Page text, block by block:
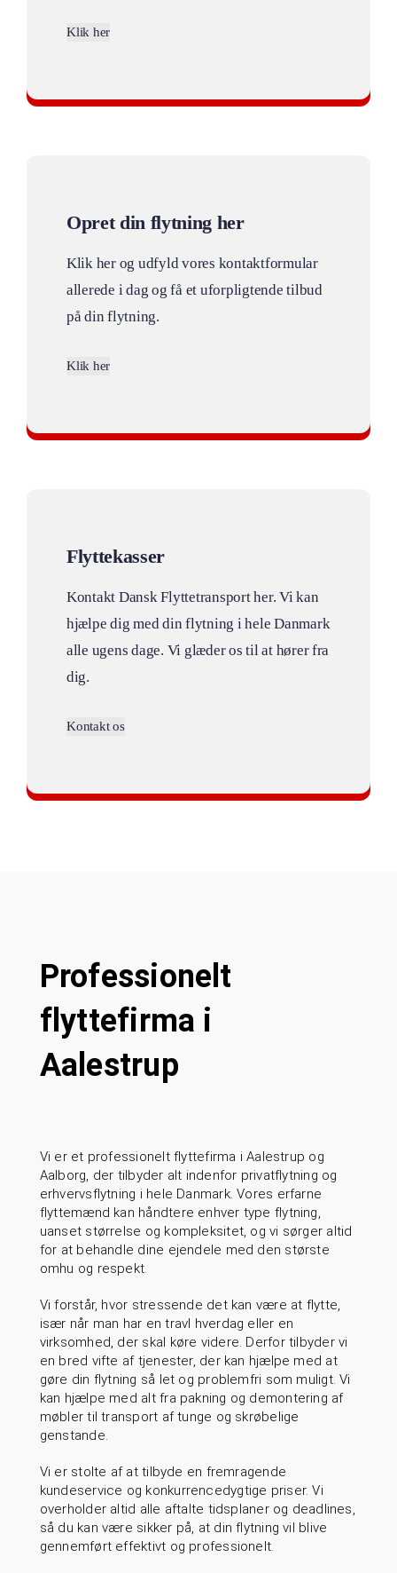
Klik her
Opret din flytning her
Klik her og udfyld vores kontaktformular
allerede i dag og få et uforpligtende tilbud
på din flytning.
Klik her
Flyttekasser
Kontakt Dansk Flyttetransport her. Vi kan
hjælpe dig med din flytning i hele Danmark
alle ugens dage. Vi glæder os til at hører fra
dig.
Kontakt os
Professionelt
flyttefirma i
Aalestrup
Vi er et professionelt flyttefirma i Aalestrup og
Aalborg, der tilbyder alt indenfor privatflytning og
erhvervsflytning i hele Danmark. Vores erfarne
flyttemænd kan håndtere enhver type flytning,
uanset størrelse og kompleksitet, og vi sørger altid
for at behandle dine ejendele med den største
omhu og respekt.
Vi forstår, hvor stressende det kan være at flytte,
især når man har en travl hverdag eller en
virksomhed, der skal køre videre. Derfor tilbyder vi
en bred vifte af tjenester, der kan hjælpe med at
gøre din flytning så let og problemfri som muligt. Vi
kan hjælpe med alt fra pakning og demontering af
møbler til transport af tunge og skrøbelige
genstande.
Vi er stolte af at tilbyde en fremragende
kundeservice og konkurrencedygtige priser. Vi
overholder altid alle aftalte tidsplaner og deadlines,
så du kan være sikker på, at din flytning vil blive
gennemført effektivt og professionelt.